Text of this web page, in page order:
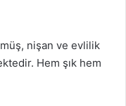
nişan ve evlilik
Hem şık hem